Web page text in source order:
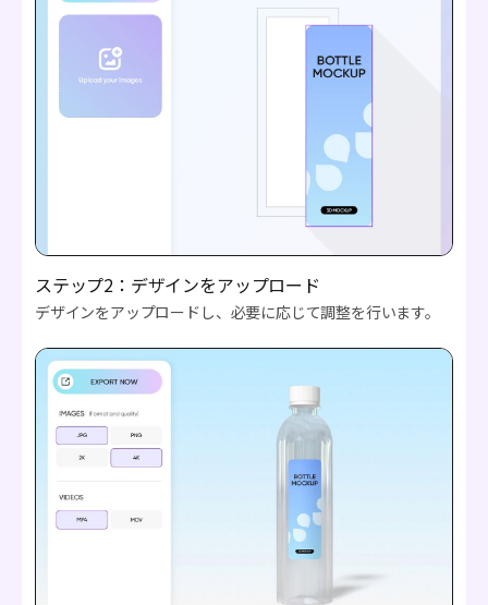
ステップ2：デザインをアップロード
デザインをアップロードし、必要に応じて調整を行います。